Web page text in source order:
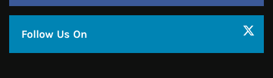
Follow Us On